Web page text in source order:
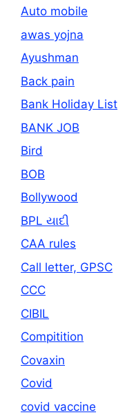
Auto mobile
awas yojna
Ayushman
Back pain
Bank Holiday List
BANK JOB
Bird
BOB
Bollywood
BPL યાદી
CAA rules
Call letter, GPSC
CCC
CIBIL
Compitition
Covaxin
Covid
covid vaccine